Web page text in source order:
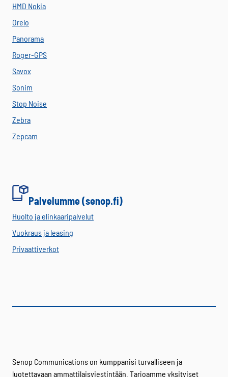
HMD Nokia
Orelo
Panorama
Roger-GPS
Savox
Sonim
Stop Noise
Zebra
Zepcam
Palvelumme (senop.fi)
Huolto ja elinkaaripalvelut
Vuokraus ja leasing
Privaattiverkot
Senop Communications on kumppanisi turvalliseen ja
luotettavaan ammattilaisviestintään. Tarjoamme yksityiset